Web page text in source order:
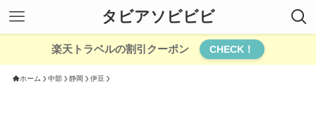
タビアソビビビ
楽天トラベルの割引クーポン CHECK！
ホーム 中部 静岡 伊豆